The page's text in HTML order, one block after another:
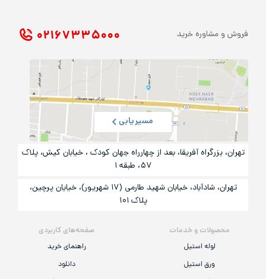
محصولات و خدمات
لوله استیل
ورق استیل
صفحه‌های کاربردی
راهنمای خرید
دانلود
فروش و مشاوره خرید ۰۲۱ ۶۷۳۳۵۰۰۰
مسیریابی
تهران، بزرگراه آفریقا، بعد از چهارراه جهان کودک ، خیابان کیش، پلاک
۵۷، طبقه ۱
تهران، شادآباد، خیابان شهید طارمی (۱۷ شهریور)، خیایان پرچین،
پلاک ۱۰۱